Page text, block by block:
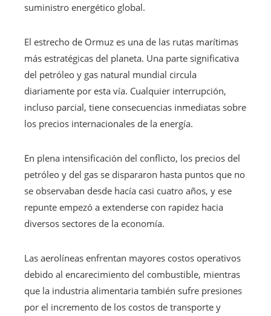
suministro energético global.
El estrecho de Ormuz es una de las rutas marítimas
más estratégicas del planeta. Una parte significativa
del petróleo y gas natural mundial circula
diariamente por esta vía. Cualquier interrupción,
incluso parcial, tiene consecuencias inmediatas sobre
los precios internacionales de la energía.
En plena intensificación del conflicto, los precios del
petróleo y del gas se dispararon hasta puntos que no
se observaban desde hacía casi cuatro años, y ese
repunte empezó a extenderse con rapidez hacia
diversos sectores de la economía.
Las aerolíneas enfrentan mayores costos operativos
debido al encarecimiento del combustible, mientras
que la industria alimentaria también sufre presiones
por el incremento de los costos de transporte y